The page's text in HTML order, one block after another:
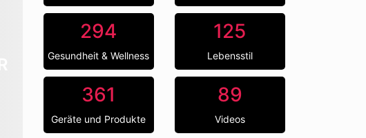
294
Gesundheit & Wellness
125
Lebensstil
361
Geräte und Produkte
89
Videos